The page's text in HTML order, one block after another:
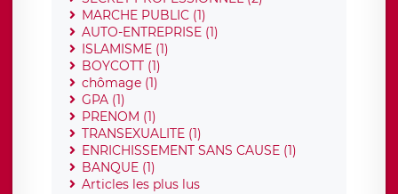
MARCHE PUBLIC (1)
AUTO-ENTREPRISE (1)
ISLAMISME (1)
BOYCOTT (1)
chômage (1)
GPA (1)
PRENOM (1)
TRANSEXUALITE (1)
ENRICHISSEMENT SANS CAUSE (1)
BANQUE (1)
Articles les plus lus